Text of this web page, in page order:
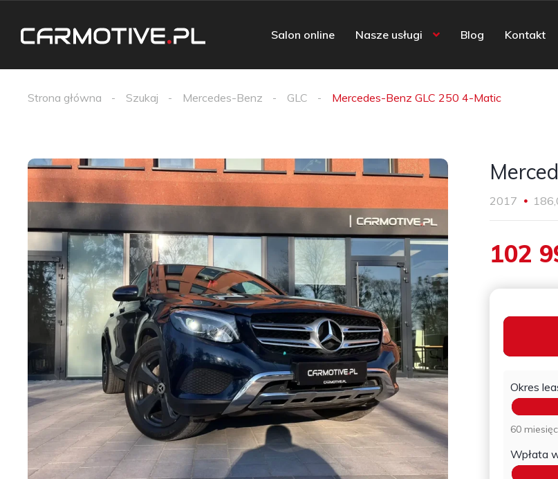
Salon online Nasze usługi Blog Kontakt
Strona główna Szukaj Mercedes-Benz GLC Mercedes-Benz GLC 250 4-Matic
2017
102
Okres
60
Wpłata